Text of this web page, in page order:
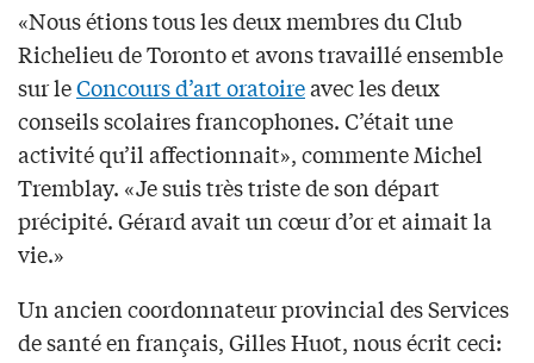
«Nous étions tous les deux membres du Club
Richelieu de Toronto et avons travaillé ensemble
sur leConcours d’art oratoireavec les deux
conseils scolaires francophones. C’était une
activité qu’il affectionnait», commente Michel
Tremblay. «Je suis très triste de son départ
précipité. Gérard avait un cœur d’or et aimait la
vie.»
Un ancien coordonnateur provincial des Services
de santé en français, Gilles Huot, nous écrit ceci: